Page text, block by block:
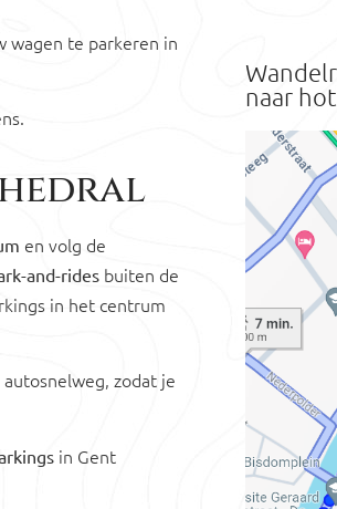
wagen te parkeren in
en volg de
and-rides buiten de
in het centrum
zodat je
in Gent
naar